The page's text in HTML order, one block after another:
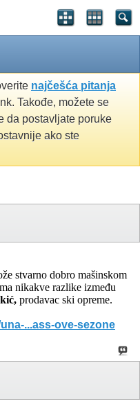
najčešća pitanja
Takođe, možete se
da postavljate poruke
ako ste
stvarno dobro mašinskom
nikakve razlike između
prodavac ski opreme.
...ass-ove-sezone